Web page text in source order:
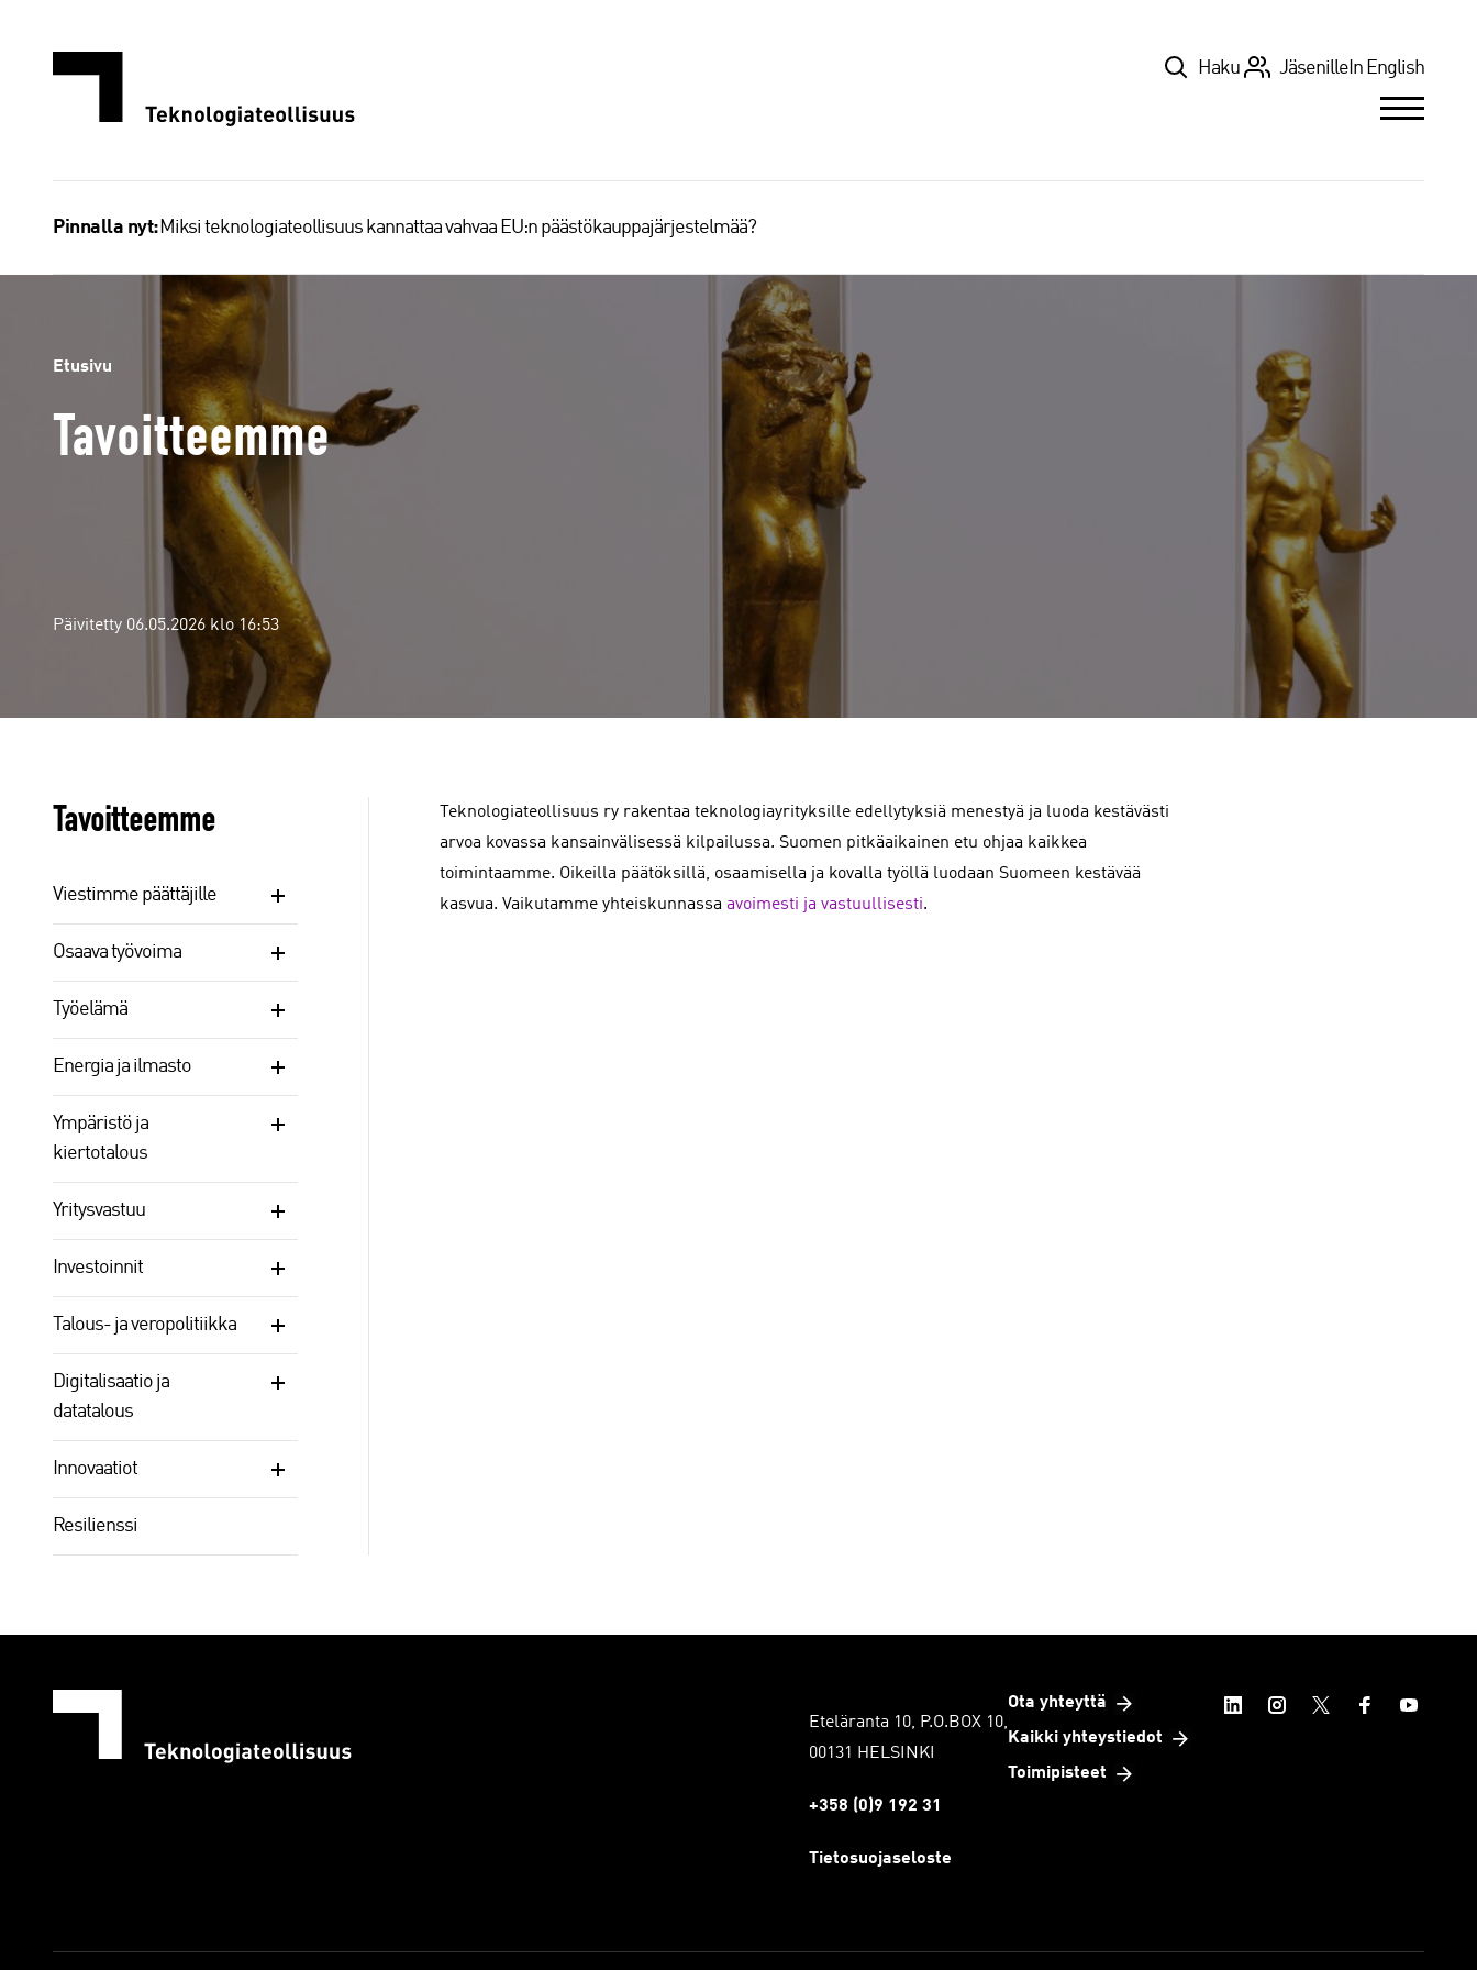
TopHaku Jäsenille In English
Pinnalla nyt: Miksi teknologiateollisuus kannattaa vahvaa EU:n päästökauppajärjestelmää?
Etusivu
Tavoitteemme
Päivitetty 06.05.2026 klo 16:53
Tavoitteemme
Viestimme päättäjille
Osaava työvoima
Työelämä
Energia ja ilmasto
Ympäristö ja
kiertotalous
Yritysvastuu
Investoinnit
Talous- ja veropolitiikka
Digitalisaatio ja
datatalous
Innovaatiot
Resilienssi
Teknologiateollisuus ry rakentaa teknologiayrityksille edellytyksiä menestyä ja luoda kestävästi
arvoa kovassa kansainvälisessä kilpailussa. Suomen pitkäaikainen etu ohjaa kaikkea
toimintaamme. Oikeilla päätöksillä, osaamisella ja kovalla työllä luodaan Suomeen kestävää
kasvua. Vaikutamme yhteiskunnassa avoimesti ja vastuullisesti.
Eteläranta 10, P.O.BOX 10,
00131 HELSINKI
+358 (0)9 192 31
Tietosuojaseloste
Ota yhteyttä
Kaikki yhteystiedot
Toimipisteet